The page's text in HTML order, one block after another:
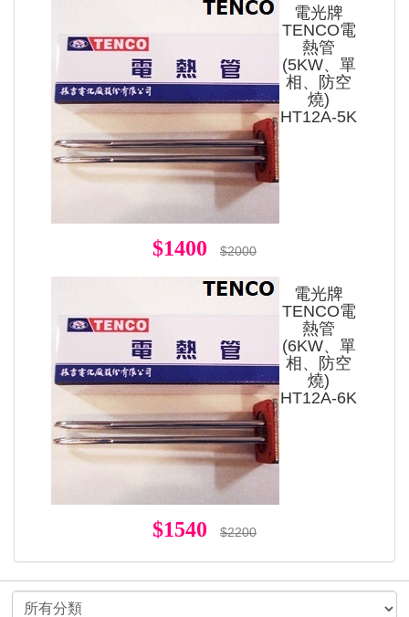
電光牌
TENCO電
熱管
(5KW、單
相、防空
燒)
HT12A-5K
$1400 $2000
電光牌
TENCO電
熱管
(6KW、單
相、防空
燒)
HT12A-6K
$1540 $2200